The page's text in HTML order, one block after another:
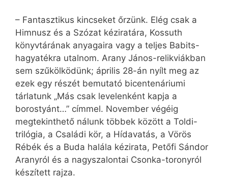
– Fantasztikus kincseket őrzünk. Elég csak a
Himnusz és a Szózat kéziratára, Kossuth
könyvtárának anyagaira vagy a teljes Babits-
hagyatékra utalnom. Arany János-relikviákban
sem szűkölködünk; április 28-án nyílt meg az
ezek egy részét bemutató bicentenáriumi
tárlatunk „Más csak levelenként kapja a
borostyánt…” címmel. November végéig
megtekinthető nálunk többek között a Toldi-
trilógia, a Családi kör, a Hídavatás, a Vörös
Rébék és a Buda halála kézirata, Petőfi Sándor
Aranyról és a nagyszalontai Csonka-toronyról
készített rajza.